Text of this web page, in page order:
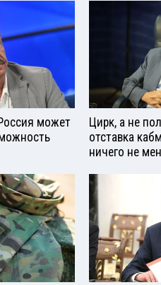
может
Цирк, а не
отставка
ничего не